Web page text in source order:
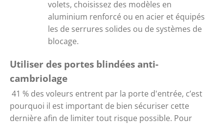
volets, choisissez des modèles en
aluminium renforcé ou en acier et équipés
les de serrures solides ou de systèmes de
blocage.
Utiliser des portes blindées anti-
cambriolage
41 % des voleurs entrent par la porte d'entrée, c’est
pourquoi il est important de bien sécuriser cette
dernière afin de limiter tout risque possible. Pour